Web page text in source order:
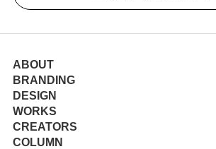
ABOUT
BRANDING
DESIGN
WORKS
CREATORS
COLUMN